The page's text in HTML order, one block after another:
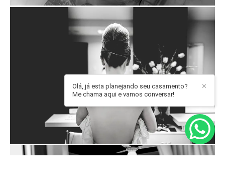
✕
Olá, já esta planejando seu casamento?
Me chama aqui e vamos conversar!